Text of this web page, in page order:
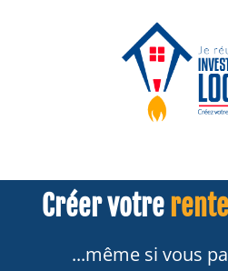
Créer votre
...même si vous